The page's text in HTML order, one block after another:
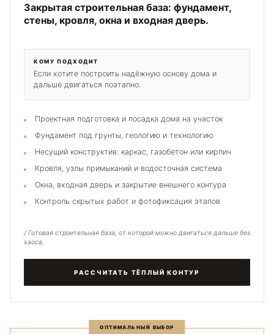
Закрытая строительная база: фундамент,
стены, кровля, окна и входная дверь.
КОМУ ПОДХОДИТ
Если хотите построить надёжную основу дома и
дальше двигаться поэтапно.
Проектная подготовка и посадка дома на участок
Фундамент под грунты, геологию и технологию
Несущий конструктив: каркас, газобетон или кирпич
Кровля, узлы примыканий и водосточная система
Окна, входная дверь и закрытие внешнего контура
Контроль скрытых работ и фотофиксация этапов
/ Готовая строительная база, от которой можно двигаться дальше без
хаоса.
РАССЧИТАТЬ ТЁПЛЫЙ КОНТУР
ОПТИМАЛЬНЫЙ ВЫБОР